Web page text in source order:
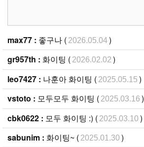
max77 : 좋구나 ( 2026.05.04)
gr957th : 화이팅 ( 2026.02.02 )
leo7427 : 나훈아 화이팅 ( 2025.05.15 )
vstoto : 모두모두 화이팅 ( 2025.03.16 )
cbk0622 : 모두 화이팅 :) ( 2025.03.10 )
sabunim : 화이팅~ ( 2025.01.30 )